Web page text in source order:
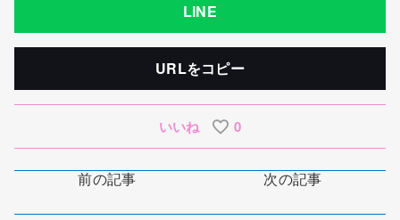
LINE
URLをコピー
いいね 0
前の記事 次の記事